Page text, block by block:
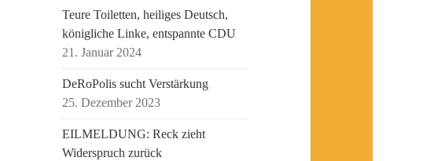
Teure Toiletten, heiliges Deutsch,
königliche Linke, entspannte CDU
21. Januar 2024
DeRoPolis sucht Verstärkung
25. Dezember 2023
EILMELDUNG: Reck zieht
Widerspruch zurück